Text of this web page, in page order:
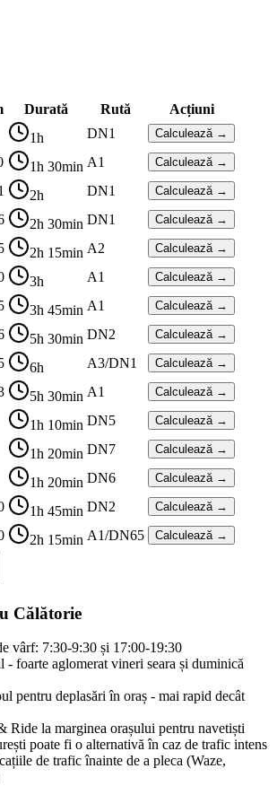
Durată Rută
Acțiuni
1h DN1 Calculează →
1h 30min A1 Calculează →
2h DN1 Calculează →
2h 30min DN1 Calculează →
2h 15min A2 Calculează →
3h A1 Calculează →
3h 45min A1 Calculează →
5h 30min DN2 Calculează →
6h A3/DN1 Calculează →
5h 30min A1 Calculează →
1h 10min DN5 Calculează →
1h 20min DN7 Calculează →
1h 20min DN6 Calculează →
1h 45min DN2 Calculează →
2h 15min A1/DN65 Calculează →
Călătorie
vârf: 7:30-9:30 și 17:00-19:30
- foarte aglomerat vineri seara și duminică
pentru deplasări în oraș - mai rapid decât
Ride la marginea orașului pentru navetiști
poate fi o alternativă în caz de trafic intens
de trafic înainte de a pleca (Waze,